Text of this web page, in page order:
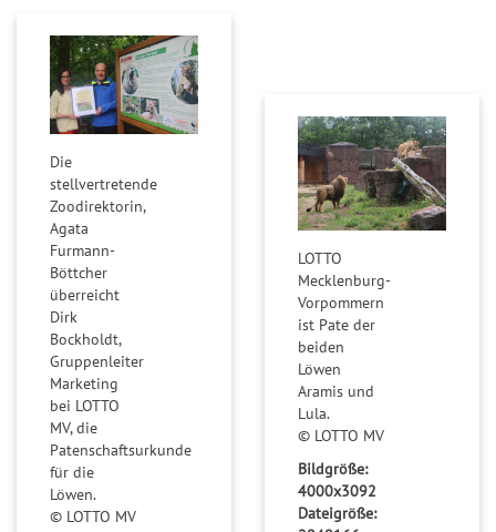
e
r-
C
h
a
p
i
e
l
l
Q
u
o
t
n
n
Die
stellvertretende
Zoodirektorin,
Agata
Furmann-
Böttcher
überreicht
Dirk
Bockholdt,
Gruppenleiter
Marketing
bei LOTTO
MV, die
Patenschaftsurkunde
für die
Löwen.
© LOTTO MV
LOTTO
Mecklenburg-
Vorpommern
ist Pate der
beiden
Löwen
Aramis und
Lula.
© LOTTO MV
Bildgröße:
4000x3092
Dateigröße: